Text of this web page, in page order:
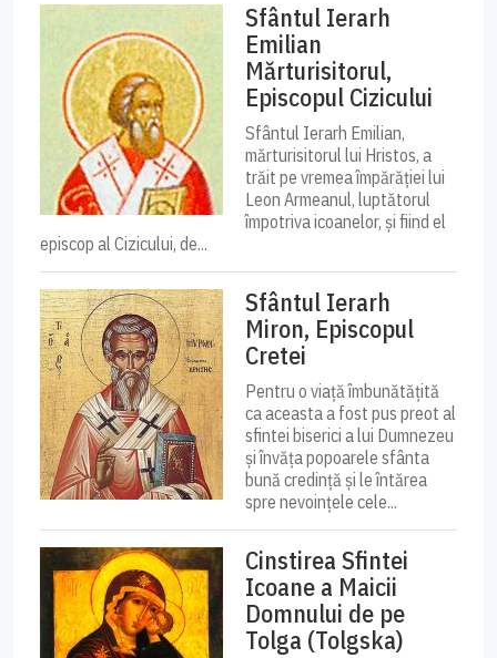
Sfântul Ierarh
Emilian
Mărturisitorul,
Episcopul Cizicului
Sfântul Ierarh Emilian,
mărturisitorul lui Hristos, a
trăit pe vremea împărăției lui
Leon Armeanul, luptătorul
împotriva icoanelor, și fiind el
episcop al Cizicului, de...
Sfântul Ierarh
Miron, Episcopul
Cretei
Pentru o viață îmbunătățită
ca aceasta a fost pus preot al
sfintei biserici a lui Dumnezeu
și învăța popoarele sfânta
bună credință și le întărea
spre nevoințele cele...
Cinstirea Sfintei
Icoane a Maicii
Domnului de pe
Tolga (Tolgska)